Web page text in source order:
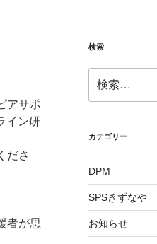
アサポ
イン研
ださ
者が思
検索
索:
カテゴリー
DPM
SPSきずなや
お知らせ